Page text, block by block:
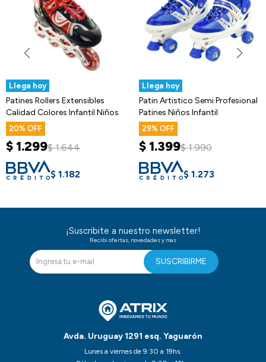
Llega hoy
Patines Rollers Extensibles
Calidad Colores Infantil Niños
20
$ 1.299$ 1.644
$ 1.182
Llega hoy
Patin Artistico Semi Profesional
Patines Niños Infantil
29
$ 1.399$ 1.990
$ 1.273
Avda. Uruguay 1291 esq. Yaguarón
Lunes a viernes de 9:30 a 19hs.
¡Suscribite a nuestro newsletter!
Recibi ofertas, novedades y mas
SUSCRIBIRME